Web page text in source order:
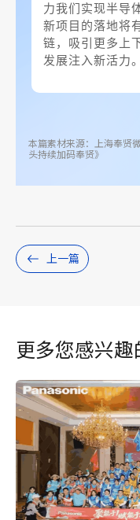
力我们实现半导
新项目的落地将
链，吸引更多上
发展注入新活力。
本篇素材来源：上海奉贤
头持续加码奉贤》
上一篇
更多您感兴趣